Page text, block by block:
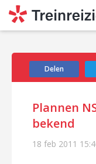
Delen
Plannen
bekend
18 feb 2011